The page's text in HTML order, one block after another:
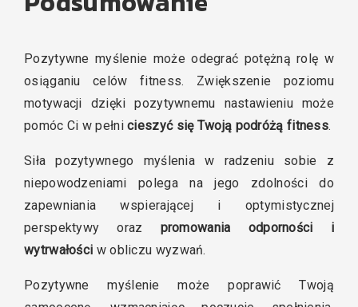
Pozytywne myślenie może odegrać potężną rolę w
osiąganiu celów fitness. Zwiększenie poziomu
motywacji dzięki pozytywnemu nastawieniu może
pomóc Ci w pełnicieszyć się Twoją podróżą fitness.
Siła pozytywnego myślenia w radzeniu sobie z
niepowodzeniami polega na jego zdolności do
zapewniania wspierającej i optymistycznej
perspektywy oraz promowania odporności i
wytrwałości w obliczu wyzwań.
Pozytywne myślenie może poprawić Twoją